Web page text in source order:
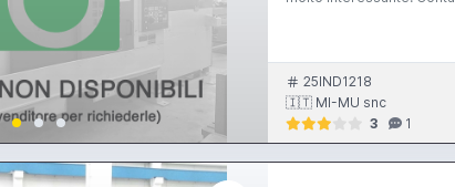
25IND1218
🇮🇹 MI-MU snc
3
1